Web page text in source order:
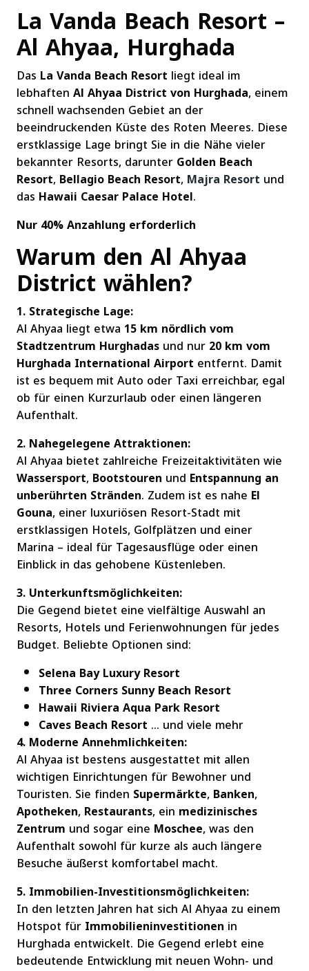
La Vanda Beach Resort –
Al Ahyaa, Hurghada
Das La Vanda Beach Resort liegt ideal im
lebhaftenAl Ahyaa District von Hurghada, einem
schnell wachsenden Gebiet an der
beeindruckenden Küste des Roten Meeres. Diese
erstklassige Lage bringt Sie in die Nähe vieler
bekannter Resorts, darunterGolden Beach
Resort,Bellagio Beach Resort,Majra Resort und
das Hawaii Caesar Palace Hotel.
Nur 40% Anzahlung erforderlich
Warum den Al Ahyaa
District wählen?
1. Strategische Lage:
Al Ahyaa liegt etwa 15 km nördlich vom
Stadtzentrum Hurghadasund nur20 km vom
Hurghada International Airport entfernt. Damit
ist es bequem mit Auto oder Taxi erreichbar, egal
ob für einen Kurzurlaub oder einen längeren
Aufenthalt.
2. Nahegelegene Attraktionen:
Al Ahyaa bietet zahlreiche Freizeitaktivitäten wie
Wassersport,Bootstouren und Entspannung an
unberührten Stränden. Zudem ist es nahe El
Gouna, einer luxuriösen Resort-Stadt mit
erstklassigen Hotels, Golfplätzen und einer
Marina – ideal für Tagesausflüge oder einen
Einblick in das gehobene Küstenleben.
3. Unterkunftsmöglichkeiten:
Die Gegend bietet eine vielfältige Auswahl an
Resorts, Hotels und Ferienwohnungen für jedes
Budget. Beliebte Optionen sind:
Selena Bay Luxury Resort
Three Corners Sunny Beach Resort
Hawaii Riviera Aqua Park Resort
Caves Beach Resort … und viele mehr
4. Moderne Annehmlichkeiten:
Al Ahyaa ist bestens ausgestattet mit allen
wichtigen Einrichtungen für Bewohner und
Touristen. Sie finden Supermärkte,Banken,
Apotheken,Restaurants, ein medizinisches
Zentrum und sogar eine Moschee, was den
Aufenthalt sowohl für kurze als auch längere
Besuche äußerst komfortabel macht.
5. Immobilien-Investitionsmöglichkeiten:
In den letzten Jahren hat sich Al Ahyaa zu einem
Hotspot fürImmobilieninvestitionen in
Hurghada entwickelt. Die Gegend erlebt eine
bedeutende Entwicklung mit neuen Wohn- und